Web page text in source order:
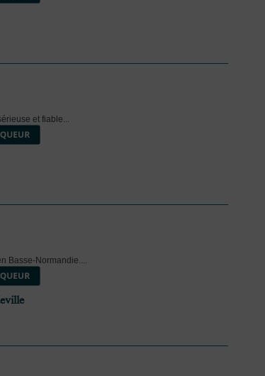
et fiable...
Basse-Normandie....